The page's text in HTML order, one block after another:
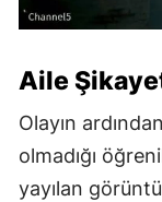
Aile
Olayın
olmadığı
yayılan